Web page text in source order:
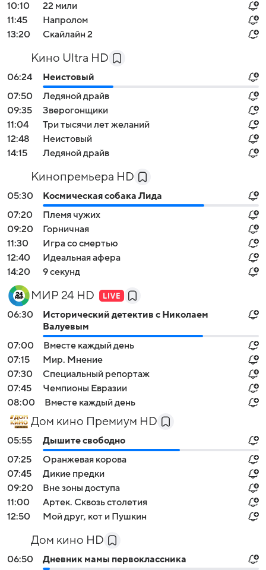
Регистрация
10:10
22 мили
11:45
Напролом
13:20
Скайлайн 2
Кино Ultra HD
06:24
Неистовый
07:50
Ледяной драйв
09:35
Зверогонщики
11:04
Три тысячи лет желаний
12:48
Неистовый
14:15
Ледяной драйв
Кинопремьера HD
05:30
Космическая собака Лида
07:20
Племя чужих
09:20
Горничная
11:30
Игра со смертью
12:40
Идеальная афера
14:20
9 секунд
МИР 24 HD
06:30
Исторический детектив с Николаем
Валуевым
07:00
Вместе каждый день
07:15
Мир. Мнение
07:30
Специальный репортаж
07:45
Чемпионы Евразии
08:00
Вместе каждый день
Дом кино Премиум HD
05:55
Дышите свободно
07:25
Оранжевая корова
07:45
Дикие предки
09:20
Вне зоны доступа
11:00
Артек. Сквозь столетия
12:50
Мой друг, кот и Пушкин
Дом кино HD
06:50
Дневник мамы первоклассника